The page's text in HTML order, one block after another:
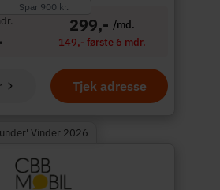
Spar 900 kr.
299,- /md.
149,- første 6 mdr.
Tjek adresse
Vinder 2026